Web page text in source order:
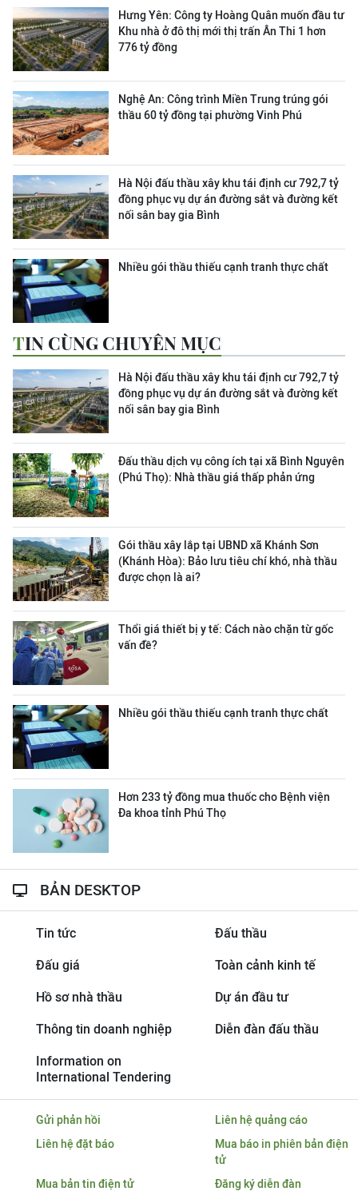
Hưng Yên: Công ty Hoàng Quân muốn đầu tư
Khu nhà ở đô thị mới thị trấn Ân Thi 1 hơn
776 tỷ đồng
Nghệ An: Công trình Miền Trung trúng gói
thầu 60 tỷ đồng tại phường Vinh Phú
Hà Nội đấu thầu xây khu tái định cư 792,7 tỷ
đồng phục vụ dự án đường sắt và đường kết
nối sân bay gia Bình
Nhiều gói thầu thiếu cạnh tranh thực chất
TIN CÙNG CHUYÊN MỤC
Hà Nội đấu thầu xây khu tái định cư 792,7 tỷ
đồng phục vụ dự án đường sắt và đường kết
nối sân bay gia Bình
Đấu thầu dịch vụ công ích tại xã Bình Nguyên
(Phú Thọ): Nhà thầu giá thấp phản ứng
Gói thầu xây lắp tại UBND xã Khánh Sơn
(Khánh Hòa): Bảo lưu tiêu chí khó, nhà thầu
được chọn là ai?
Thổi giá thiết bị y tế: Cách nào chặn từ gốc
vấn đề?
Nhiều gói thầu thiếu cạnh tranh thực chất
Hơn 233 tỷ đồng mua thuốc cho Bệnh viện
Đa khoa tỉnh Phú Thọ
BẢN DESKTOP
Tin tức Đấu thầu
Đấu giá Toàn cảnh kinh tế
Hồ sơ nhà thầu Dự án đầu tư
Thông tin doanh nghiệp Diễn đàn đấu thầu
Information on
International Tendering
Gửi phản hồi
Liên hệ quảng cáo
Liên hệ đặt báo
Mua báo in phiên bản điện
tử
Mua bản tin điện tử
Đăng ký diễn đàn